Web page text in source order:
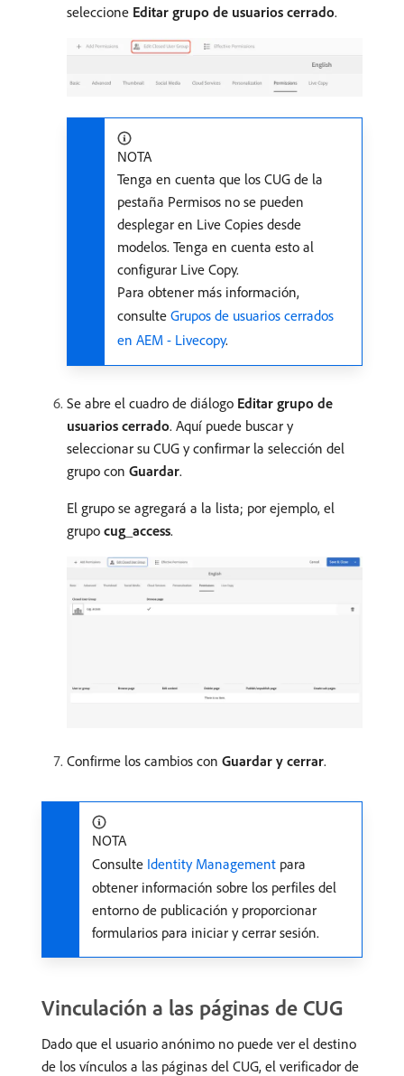
seleccione Editar grupo de usuarios cerrado.
NOTA
Tenga en cuenta que los CUG de la
pestaña Permisos no se pueden
desplegar en Live Copies desde
modelos. Tenga en cuenta esto al
configurar Live Copy.
Para obtener más información,
consulte Grupos de usuarios cerrados
en AEM - Livecopy.
Se abre el cuadro de diálogo Editar grupo de
usuarios cerrado. Aquí puede buscar y
seleccionar su CUG y confirmar la selección del
grupo con Guardar.
El grupo se agregará a la lista; por ejemplo, el
grupo cug_access.
Confirme los cambios con Guardar y cerrar.
NOTA
Consulte Identity Management para
obtener información sobre los perfiles del
entorno de publicación y proporcionar
formularios para iniciar y cerrar sesión.
Vinculación a las páginas de CUG
Dado que el usuario anónimo no puede ver el destino
de los vínculos a las páginas del CUG, el verificador de